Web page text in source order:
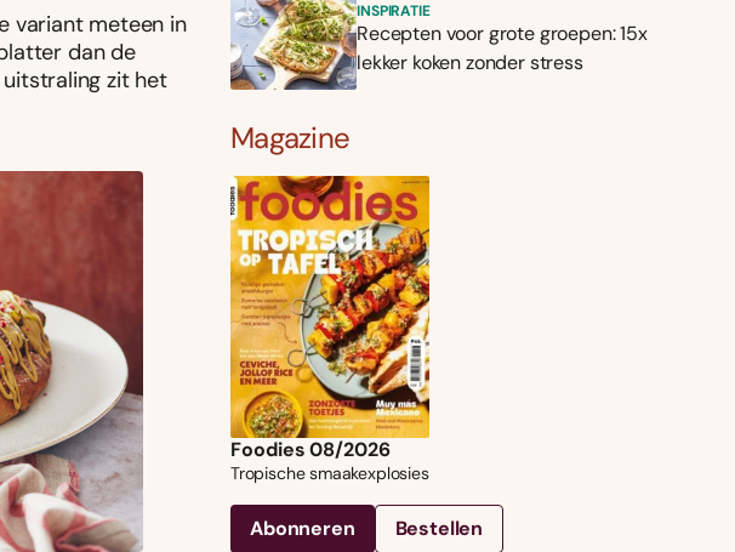
variant meteen in
dan de
zit het
INSPIRATIE
Recepten voor grote groepen: 15x
lekker koken zonder stress
Magazine
Foodies 08/2026
Tropische smaakexplosies
Abonneren Bestellen